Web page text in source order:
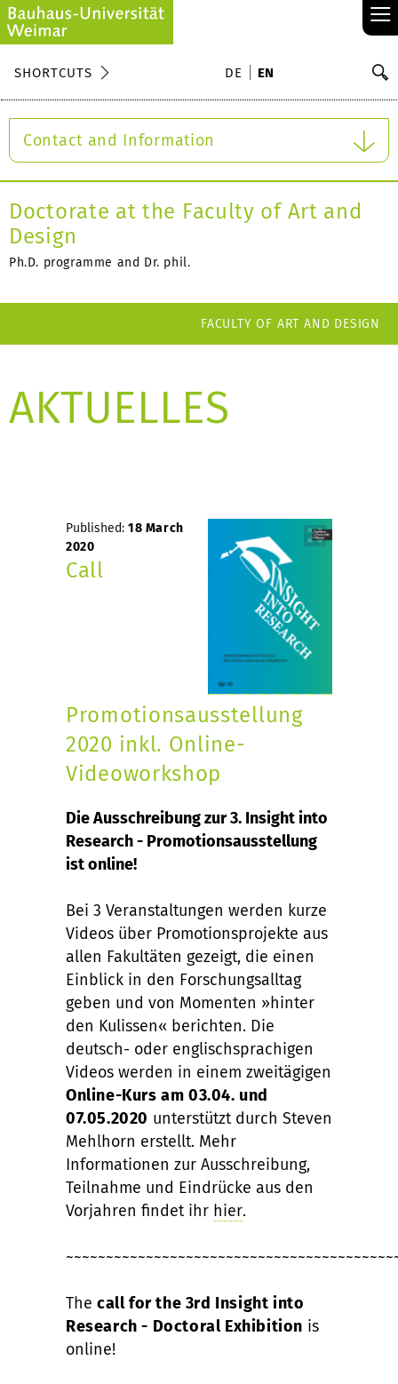
≡
SHORTCUTS DE EN
Contact and Information
Doctorate at the Faculty of Art and
Design
Ph.D. programme and Dr. phil.
FACULTY OF ART AND DESIGN
AKTUELLES
Published: 18 March
2020
Call
Promotionsausstellung
2020 inkl. Online-
Videoworkshop
Die Ausschreibung zur 3. Insight into
Research - Promotionsausstellung
ist online!
Bei 3 Veranstaltungen werden kurze
Videos über Promotionsprojekte aus
allen Fakultäten gezeigt, die einen
Einblick in den Forschungsalltag
geben und von Momenten »hinter
den Kulissen« berichten. Die
deutsch- oder englischsprachigen
Videos werden in einem zweitägigen
Online-Kurs am 03.04. und
07.05.2020 unterstützt durch Steven
Mehlhorn erstellt. Mehr
Informationen zur Ausschreibung,
Teilnahme und Eindrücke aus den
Vorjahren findet ihr hier.
The call for the 3rd Insight into
Research - Doctoral Exhibition is
online!